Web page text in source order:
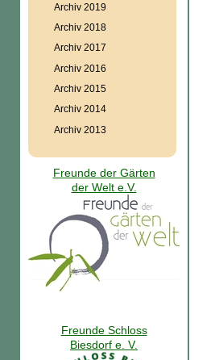
Archiv 2019
Archiv 2018
Archiv 2017
Archiv 2016
Archiv 2015
Archiv 2014
Archiv 2013
Freunde der Gärten
der Welt e.V.
Freunde Schloss
Biesdorf e. V.